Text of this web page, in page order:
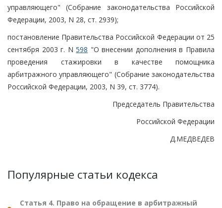
управляющего" (Собрание законодательства Российской
Федерации, 2003, N 28, ст. 2939);
постановление Правительства Российской Федерации от 25
сентября 2003 г. N598 "О внесении дополнения в Правила
проведения стажировки в качестве помощника
арбитражного управляющего" (Собрание законодательства
Российской Федерации, 2003, N 39, ст. 3774).
Председатель Правительства
Российской Федерации
Д.МЕДВЕДЕВ
Популярные статьи кодекса
Статья 4. Право на обращение в арбитражный